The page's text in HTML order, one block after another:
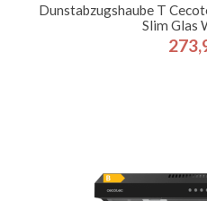
Dunstabzugshaube T
Slim Glas